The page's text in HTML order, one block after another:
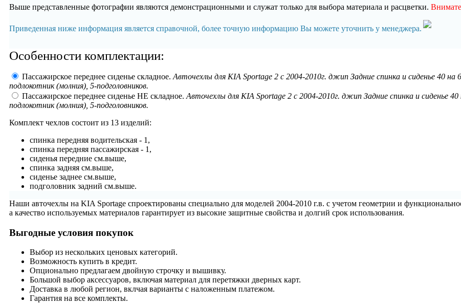
Выше представленные фотографии являются демонстрационными и служат только для выбора материала и расцветки.
Приведенная ниже информация является справочной, более точную информацию Вы можете уточнить у менеджера.
Особенности комплектации:
Пассажирское переднее сиденье складное. Авточехлы для KIA Sportage 2 с 2004-2010г. джип Задние спинка и сиденье 40 на
подлокотник (молния), 5-подголовников.
Пассажирское переднее сиденье НЕ складное. Авточехлы для KIA Sportage 2 с 2004-2010г. джип Задние спинка и сиденье
подлокотник (молния), 5-подголовников.
Комплект чехлов состоит из 13 изделий:
спинка передняя водительская - 1,
спинка передняя пассажирская - 1,
сиденья передние см.выше,
спинка задняя см.выше,
сиденье заднее см.выше,
подголовник задний см.выше.
Наши авточехлы на KIA Sportage спроектированы специально для моделей 2004-2010 г.в. с учетом геометрии и
а качество используемых материалов гарантирует из высокие защитные свойства и долгий срок использования.
Выгодные условия покупок
Выбор из нескольких ценовых категорий.
Возможность купить в кредит.
Опционально предлагаем двойную строчку и вышивку.
Большой выбор аксессуаров, включая материал для перетяжки дверных карт.
Доставка в любой регион, вклчая варианты с наложенным платежом.
Гарантия на все комплекты.